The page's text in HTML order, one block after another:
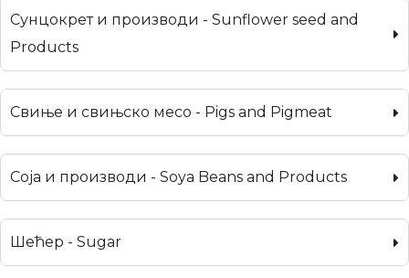
Сунцокрет и производи - Sunflower seed and
Products
Свиње и свињско месо - Pigs and Pigmeat
Соја и производи - Soya Beans and Products
Шећер - Sugar